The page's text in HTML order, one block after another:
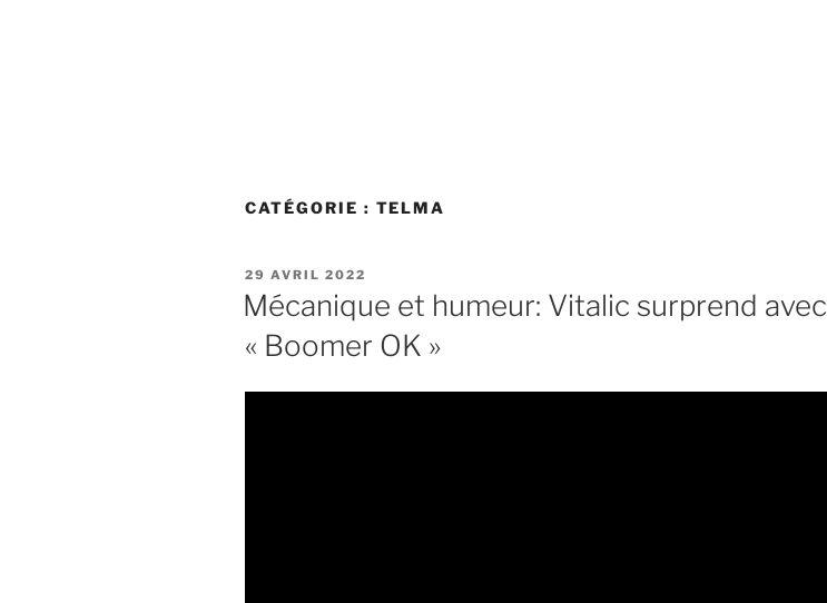
CATÉGORIE : TELMA
PUBLIÉ
LE
29 AVRIL 2022
Mécanique et humeur: Vitalic surprend avec
« Boomer OK »